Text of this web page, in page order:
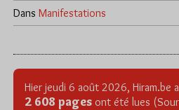
Dans Manifestations
Hier jeudi 6 août 2026, Hiram.be
2 608 pages ont été lues